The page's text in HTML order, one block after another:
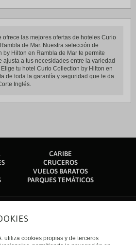
ofrece las mejores ofertas de hoteles Curio
de Mar. Nuestra selección de
by Hilton en Rambla de Mar te permite
ajusta a tus necesidades entre la variedad
tu hotel Curio Collection by Hilton en
de toda la garantía y seguridad que te da
Inglés.
CARIBE
CRUCEROS
VUELOS BARATOS
PARQUES TEMÁTICOS
utiliza cookies propias y de terceros